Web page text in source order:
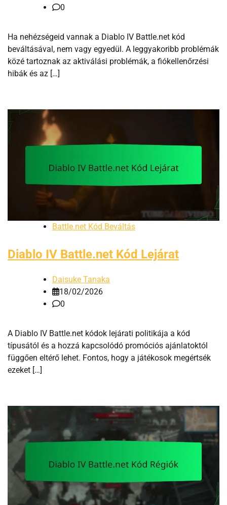
0
Ha nehézségeid vannak a Diablo IV Battle.net kód
beváltásával, nem vagy egyedül. A leggyakoribb problémák
közé tartoznak az aktiválási problémák, a fiókellenőrzési
hibák és az […]
Battle.net Kód Beváltás
Diablo IV Battle.net Kód Lejárat
Daisuke Tanaka
18/02/2026
0
A Diablo IV Battle.net kódok lejárati politikája a kód
típusától és a hozzá kapcsolódó promóciós ajánlatoktól
függően eltérő lehet. Fontos, hogy a játékosok megértsék
ezeket […]